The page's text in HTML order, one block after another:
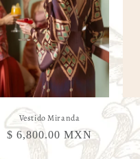
Vestido Miranda
Precio
habitual
$ 6,800.00 MXN